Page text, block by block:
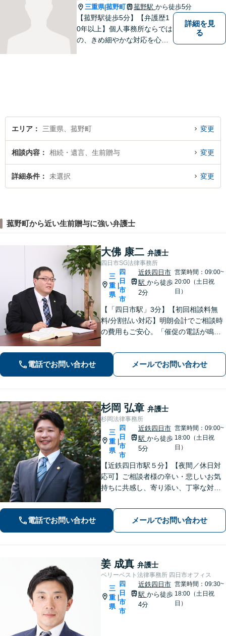
三重県|菰野町 菰野駅 から徒歩5分
【菰野駅徒歩5分】【弁護歴1
0年以上】個人事務所ならでは
の、きめ細やかな対応を心が
詳細を見
る
エリア 三重県、菰野町 変更
相談内容 相続・遺言、生前贈与 変更
詳細条件 未選択 変更
菰野町から近い生前贈与に強い弁護士
大佛 康二 弁護士
四日市SG法律事務所
三
重
県
四
日
市
市
近鉄四日市
駅 から徒歩
2分
営業時間：09:00~
20:00（土日祝
日）
【「四日市駅」3分】【初回相談料無
料/分割払い対応】明朗会計でご相談時
の費用もご安心。「催促の電話が鳴り
た」に対応できます。自己破産や任意
整理、個人再生など幅広い解決方法を
提示【完全個室で安心】
電話でお問い合わせ メールでお問い合わせ
杉岡 弘章 弁護士
杉岡法律事務所
三
重
県
四
日
市
市
近鉄四日市
駅 から徒歩
5分
営業時間：09:00~
18:00（土日祝
日）
【近鉄四日市駅５分】【夜間／休日対
応可】ご相談者様の辛い・悲しいお気
持ちに共感し、寄り添い、丁寧な対応
相続／刑事事件など、幅広く対応【地
域に根ざした弁護士】お気軽にお問い
合わせください。
電話でお問い合わせ メールでお問い合わせ
姜 成真 弁護士
ベリーベスト法律事務所 四日市オフィス
三
重
県
四
日
市
市
近鉄四日市
駅 から徒歩
4分
営業時間：09:30~
18:00（土日祝
日）